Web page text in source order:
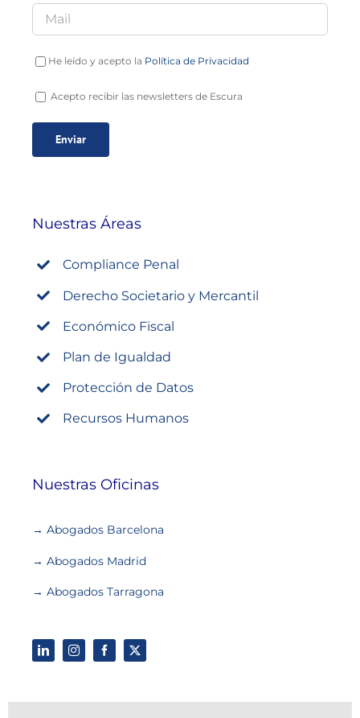
He leído y acepto la Política de Privacidad
Acepto recibir las newsletters de Escura
Nuestras Áreas
Compliance Penal
Derecho Societario y Mercantil
Económico Fiscal
Plan de Igualdad
Protección de Datos
Recursos Humanos
Nuestras Oficinas
→ Abogados Barcelona
→ Abogados Madrid
→ Abogados Tarragona